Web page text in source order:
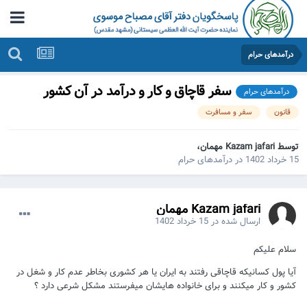
درآمدهای حرام
درآمدهای حرام سفر قاچاق و کار و درآمد در آن کشور
قانون سفر و مسافرت
توسط Kazam jafari مهمان،
15 خرداد 1402
دردرآمدهای حرام
Kazam jafari مهمان
ارسال شده در15 خرداد 1402
سلام علیکم
آیا پول کسانیکه قاچاقی رفتند به ایران یا هر کشوری بخاطر عدم کار و شغل در
کشور و کار میکنند و برای خانواده هایشان میفرستند مشکل شرعی دارد ؟